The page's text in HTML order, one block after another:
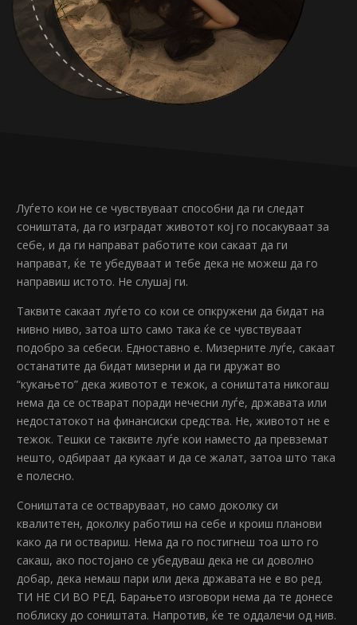
Луѓето кои не се чувствуваат способни да ги следат
соништата, да го изградат животот кој го посакуваат за
себе, и да ги направат работите кои сакаат да ги
направат, ќе те убедуваат и тебе дека не можеш да го
направиш истото. Не слушај ги.
Таквите сакаат луѓето со кои се опкружени да бидат на
нивно ниво, затоа што само така ќе се чувствуваат
подобро за себеси. Едноставно е. Мизерните луѓе, сакаат
останатите да бидат мизерни и да ги дружат во
“кукањето” дека животот е тежок, а соништата никогаш
нема да се остварат поради нечесни луѓе, државата или
недостатокот на финансиски средства. Не, животот не е
тежок. Тешки се таквите луѓе кои наместо да превземат
нешто, одбираат да кукаат и да се жалат, затоа што така
е полесно.
Соништата се остваруваат, но само доколку си
квалитетен, доколку работиш на себе и кроиш планови
како да ги оствариш. Нема да го постигнеш тоа што го
сакаш, ако постојано се убедуваш дека не си доволно
добар, дека немаш пари или дека државата не е во ред.
ТИ НЕ СИ ВО РЕД. Барањето изговори нема да те донесе
поблиску до соништата. Напротив, ќе те оддалечи од нив.